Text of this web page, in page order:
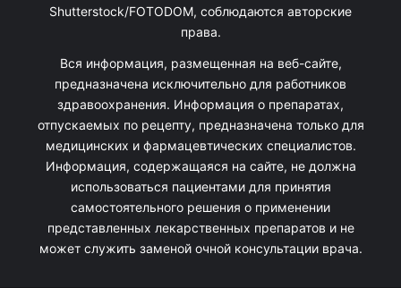
Shutterstock/FOTODOM, соблюдаются авторские
права.
Вся информация, размещенная на веб-сайте,
предназначена исключительно для работников
здравоохранения. Информация о препаратах,
отпускаемых по рецепту, предназначена только для
медицинских и фармацевтических специалистов.
Информация, содержащаяся на сайте, не должна
использоваться пациентами для принятия
самостоятельного решения о применении
представленных лекарственных препаратов и не
может служить заменой очной консультации врача.